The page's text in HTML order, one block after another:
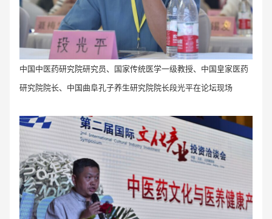
中国中医药研究院研究员、国家传统医学一级教授、中国皇家医药
研究院院长、中国曲阜孔子养生研究院院长段光平在论坛现场